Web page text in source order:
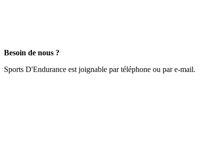
Besoin de nous ?
Sports D'Endurance est joignable par téléphone ou par e-mail.